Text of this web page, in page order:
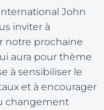
John
inviter à
notre prochaine
aura pour thème
à sensibiliser le
et à encourager
changement